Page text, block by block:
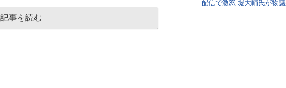
記事を読む
配信で激怒 堀大輔氏が物議